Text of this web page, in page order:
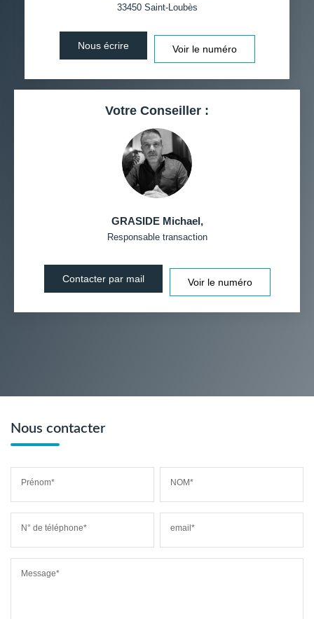
ECOLES ET CRÈCHES
33450 Saint-Loubès
Nous écrire Voir le numéro
Votre Conseiller :
GRASIDE Michael,
Responsable transaction
Contacter par mail Voir le numéro
Nous contacter
Prénom* NOM*
N° de téléphone* email*
Message*